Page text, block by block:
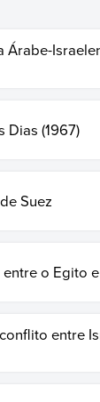
. Paidós.
de
2026.
Árabe-
Dias (1967)
Suez
o Egito
entre